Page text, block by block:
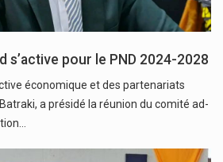
s’active pour le PND 2024-2028
économique et des partenariats
a présidé la réunion du comité ad-